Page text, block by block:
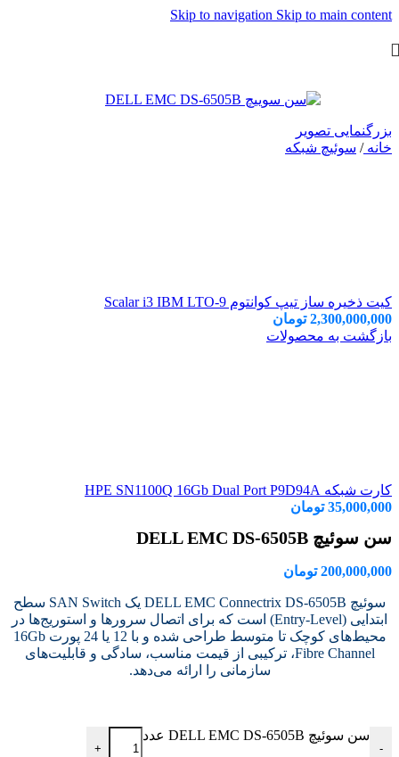
Skip to navigation Skip to main content
بزرگنمایی تصویر
خانه/ سوئیچ شبکه
کیت ذخیره ساز تیپ کوانتوم Scalar i3 IBM LTO-9
2,300,000,000 تومان
بازگشت به محصولات
کارت شبکه HPE SN1100Q 16Gb Dual Port P9D94A
35,000,000 تومان
سن سوئیچ DELL EMC DS-6505B
200,000,000 تومان
سوئیچ DELL EMC Connectrix DS-6505B یک SAN Switch سطح
ابتدایی (Entry-Level) است که برای اتصال سرورها و استوریج‌ها در
محیط‌های کوچک تا متوسط طراحی شده و با 12 یا 24 پورت 16Gb
Fibre Channel، ترکیبی از قیمت مناسب، سادگی و قابلیت‌های
سازمانی را ارائه می‌دهد.
-
سن سوئیچ DELL EMC DS-6505B عدد
+